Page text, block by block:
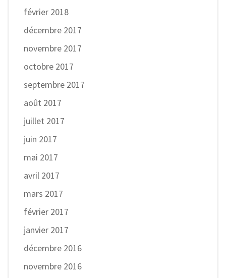
février 2018
décembre 2017
novembre 2017
octobre 2017
septembre 2017
août 2017
juillet 2017
juin 2017
mai 2017
avril 2017
mars 2017
février 2017
janvier 2017
décembre 2016
novembre 2016